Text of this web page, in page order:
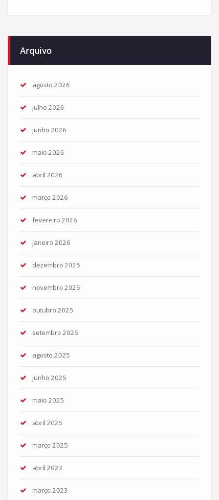
Arquivo
agosto 2026
julho 2026
junho 2026
maio 2026
abril 2026
março 2026
fevereiro 2026
janeiro 2026
dezembro 2025
novembro 2025
outubro 2025
setembro 2025
agosto 2025
junho 2025
maio 2025
abril 2025
março 2025
abril 2023
março 2023